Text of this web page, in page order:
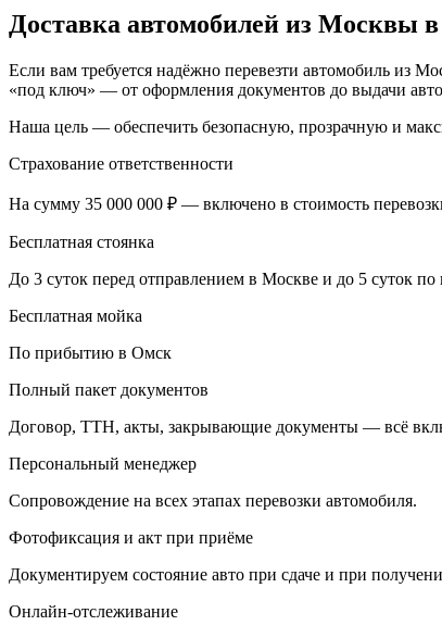
Доставка автомобилей из Москвы
Если вам требуется надёжно перевезти автомобиль из
«под ключ» — от оформления документов до выдачи
Наша цель — обеспечить безопасную, прозрачную и
Страхование ответственности
На сумму 35 000 000 ₽ — включено в стоимость
Бесплатная стоянка
До 3 суток перед отправлением в Москве и до 5 суток
Бесплатная мойка
По прибытию в Омск
Полный пакет документов
Договор, ТТН, акты, закрывающие документы — всё
Персональный менеджер
Сопровождение на всех этапах перевозки автомобиля.
Фотофиксация и акт при приёме
Документируем состояние авто при сдаче и при
Онлайн-отслеживание